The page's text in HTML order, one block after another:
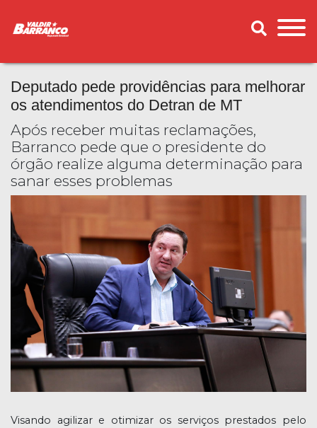
Deputado pede providências para melhorar
os atendimentos do Detran de MT
Após receber muitas reclamações,
Barranco pede que o presidente do
órgão realize alguma determinação para
sanar esses problemas
Visando agilizar e otimizar os serviços prestados pelo